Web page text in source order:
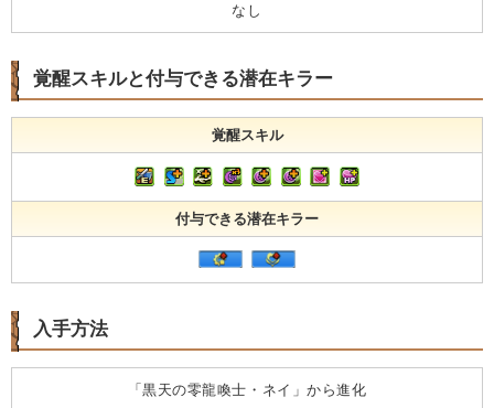
なし
覚醒スキルと付与できる潜在キラー
覚醒スキル
付与できる潜在キラー
入手方法
「黒天の零龍喚士・ネイ」から進化